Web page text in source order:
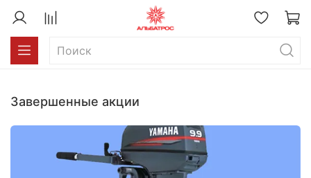
Завершенные акции